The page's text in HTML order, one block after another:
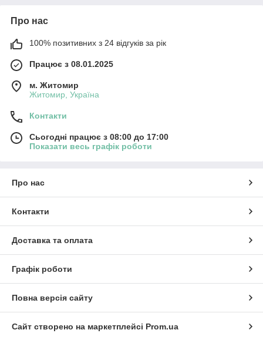
Про нас
100% позитивних з 24 відгуків за рік
Працює з 08.01.2025
м. Житомир
Житомир, Україна
Контакти
Сьогодні працює з 08:00 до 17:00
Показати весь графік роботи
Про нас
Контакти
Доставка та оплата
Графік роботи
Повна версія сайту
Сайт створено на маркетплейсі Prom.ua